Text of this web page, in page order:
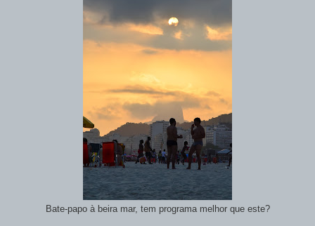
Bate-papo à beira mar, tem programa melhor que este?